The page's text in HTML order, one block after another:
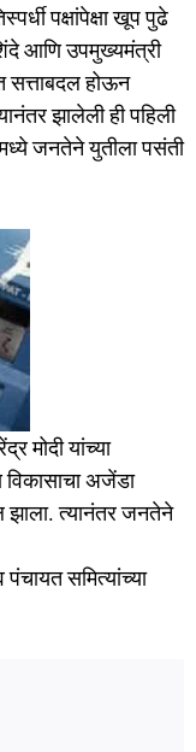
पक्षांपेक्षा खूप पुढे
आणि उपमुख्यमंत्री
सत्ताबदल होऊन
झालेली ही पहिली
जनतेने युतीला पसंती
मोदी यांच्या
विकासाचा अजेंडा
झाला. त्यानंतर जनतेने
पंचायत समित्यांच्या